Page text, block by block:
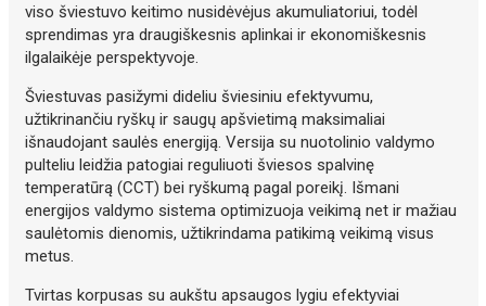
viso šviestuvo keitimo nusidėvėjus akumuliatoriui, todėl
sprendimas yra draugiškesnis aplinkai ir ekonomiškesnis
ilgalaikėje perspektyvoje.
Šviestuvas pasižymi dideliu šviesiniu efektyvumu,
užtikrinančiu ryškų ir saugų apšvietimą maksimaliai
išnaudojant saulės energiją. Versija su nuotolinio valdymo
pulteliu leidžia patogiai reguliuoti šviesos spalvinę
temperatūrą (CCT) bei ryškumą pagal poreikį. Išmani
energijos valdymo sistema optimizuoja veikimą net ir mažiau
saulėtomis dienomis, užtikrindama patikimą veikimą visus
metus.
Tvirtas korpusas su aukštu apsaugos lygiu efektyviai